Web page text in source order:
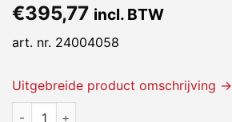
€395,77 incl. BTW
art. nr. 24004058
Uitgebreide product omschrijving →
Reservemotor MK25 aantal